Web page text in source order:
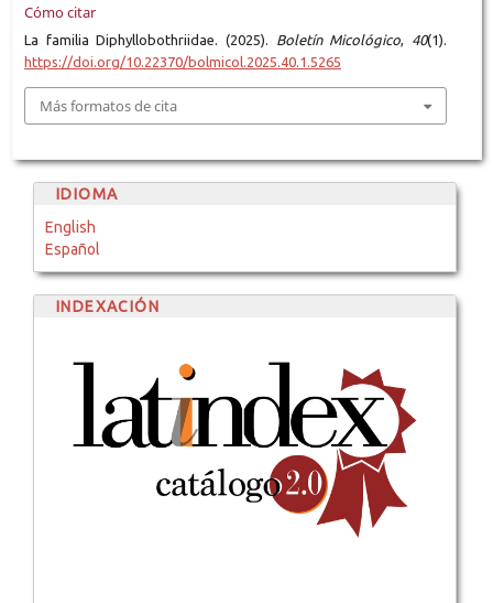
Cómo citar
La familia Diphyllobothriidae. (2025). Boletín Micológico 40(1).
https://doi.org/10.22370/bolmicol.2025.40.1.5265
Más formatos de cita
IDIOMA
English
Español
INDEXACIÓN